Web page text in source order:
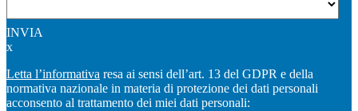
INVIA
x
Letta l’informativa resa ai sensi dell’art. 13 del GDPR e della
normativa nazionale in materia di protezione dei dati personali
acconsento al trattamento dei miei dati personali: